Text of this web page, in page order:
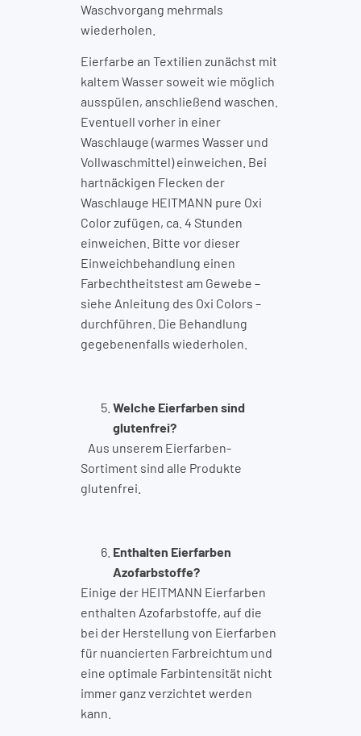
Waschvorgang mehrmals
wiederholen.
Eierfarbe an Textilien zunächst mit
kaltem Wasser soweit wie möglich
ausspülen, anschließend waschen.
Eventuell vorher in einer
Waschlauge (warmes Wasser und
Vollwaschmittel) einweichen. Bei
hartnäckigen Flecken der
Waschlauge HEITMANN pure Oxi
Color zufügen, ca. 4 Stunden
einweichen. Bitte vor dieser
Einweichbehandlung einen
Farbechtheitstest am Gewebe –
siehe Anleitung des Oxi Colors –
durchführen. Die Behandlung
gegebenenfalls wiederholen.
Welche Eierfarben sind
glutenfrei?
Aus unserem Eierfarben-
Sortiment sind alle Produkte
glutenfrei.
Enthalten Eierfarben
Azofarbstoffe?
Einige der HEITMANN Eierfarben
enthalten Azofarbstoffe, auf die
bei der Herstellung von Eierfarben
für nuancierten Farbreichtum und
eine optimale Farbintensität nicht
immer ganz verzichtet werden
kann.